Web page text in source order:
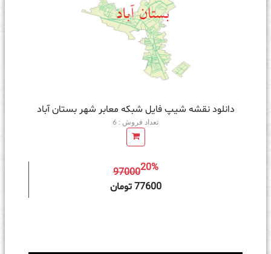
دانلود نقشه شیپ فایل شبکه معابر شهر بستان آباد
تعداد فروش : 6
9700020%
77600 تومان